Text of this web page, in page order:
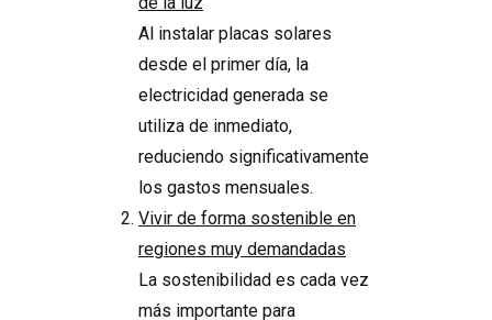
Al instalar placas solares
desde el primer día, la
electricidad generada se
utiliza de inmediato,
reduciendo significativamente
los gastos mensuales.
Vivir de forma sostenible en
regiones muy demandadas
La sostenibilidad es cada vez
más importante para